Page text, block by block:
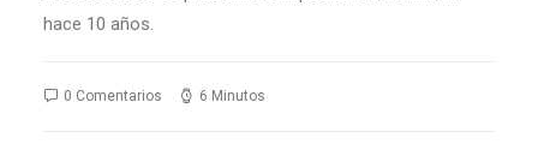
hace 10 años.
0 Comentarios 6 Minutos